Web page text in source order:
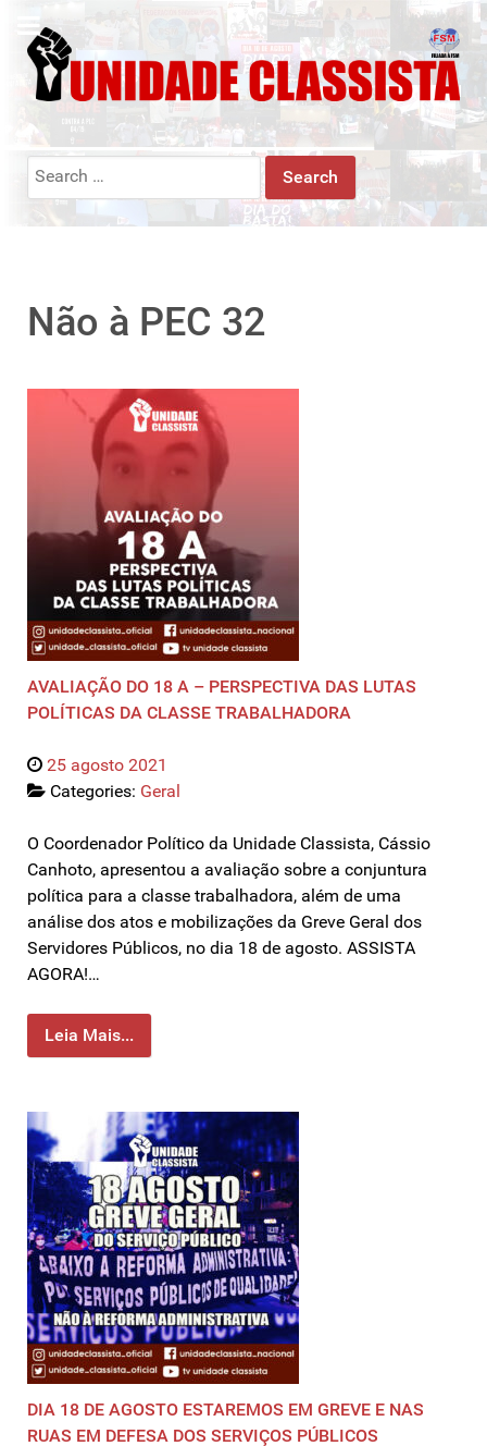
Search
Não à PEC 32
AVALIAÇÃO DO 18 A – PERSPECTIVA DAS LUTAS
POLÍTICAS DA CLASSE TRABALHADORA
25 agosto 2021
Categories: Geral
O Coordenador Político da Unidade Classista, Cássio
Canhoto, apresentou a avaliação sobre a conjuntura
política para a classe trabalhadora, além de uma
análise dos atos e mobilizações da Greve Geral dos
Servidores Públicos, no dia 18 de agosto. ASSISTA
AGORA!…
Leia Mais...
DIA 18 DE AGOSTO ESTAREMOS EM GREVE E NAS
RUAS EM DEFESA DOS SERVIÇOS PÚBLICOS